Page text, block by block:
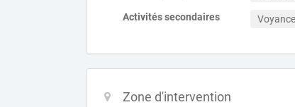
Activités secondaires
Zone d'intervention